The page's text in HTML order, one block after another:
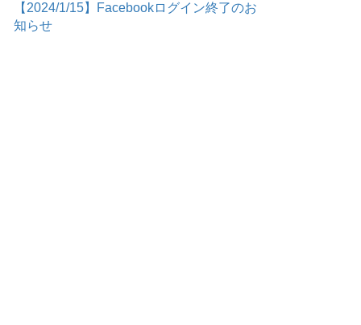
【2024/1/15】Facebookログイン終了のお
知らせ